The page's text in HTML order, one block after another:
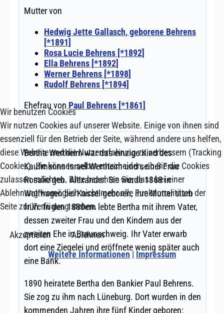
Wir benutzen Cookies
Wir nutzen Cookies auf unserer Website. Einige von ihnen sind
essenziell für den Betrieb der Seite, während andere uns helfen,
diese Website und die Nutzererfahrung zu verbessern (Tracking
Cookies). Sie können selbst entscheiden, ob Sie die Cookies
zulassen möchten. Bitte beachten Sie, dass bei einer
Ablehnung womöglich nicht mehr alle Funktionalitäten der
Seite zur Verfügung stehen.
Akzeptieren
Ablehnen
Weitere Informationen| Impressum